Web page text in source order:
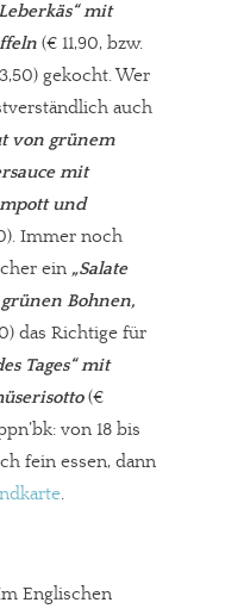
mit
(€ 11,90, bzw.
gekocht. Wer
auch
von grünem
mit
und
Immer noch
ein „Salate
Bohnen,
das Richtige für
Tages“ mit
(€
von 18 bis
fein essen, dann
.
Englischen